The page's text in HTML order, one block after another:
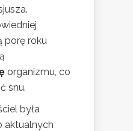
porę roku
organizmu, co
snu.
była
aktualnych